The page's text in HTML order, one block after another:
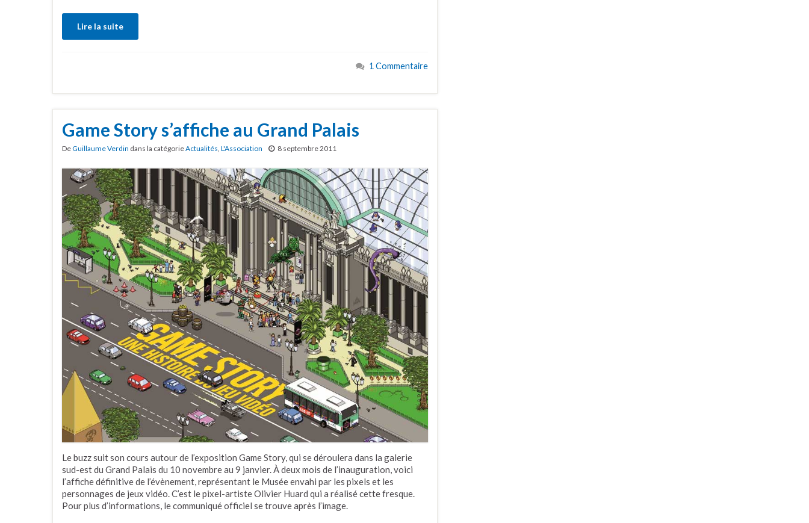
Lire la suite
1 Commentaire
Game Story s’affiche au Grand Palais
DeGuillaume Verdin dans la catégorieActualités L'Association 8 septembre 2011
Le buzz suit son cours autour de l’exposition Game Story, qui se déroulera dans la galerie
sud-est du Grand Palais du 10 novembre au 9 janvier. À deux mois de l’inauguration, voici
l’affiche définitive de l’évènement, représentant le Musée envahi par les pixels et les
personnages de jeux vidéo. C’est le pixel-artiste Olivier Huard qui a réalisé cette fresque.
Pour plus d’informations, le communiqué officiel se trouve après l’image.